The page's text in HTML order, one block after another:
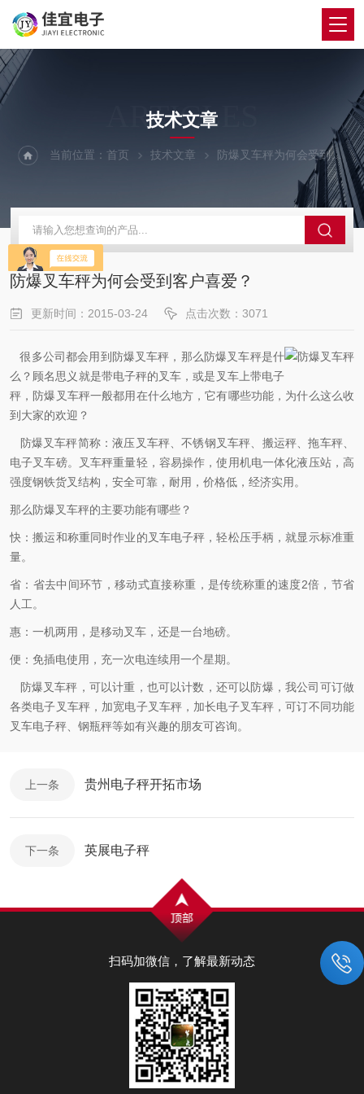
ARTICLES
技术文章
当前位置：首页 技术文章 防爆叉车秤为何会受到客户喜爱？
防爆叉车秤为何会受到客户喜爱？
更新时间：2015-03-24 点击次数：3071
很多公司都会用到 防爆叉车秤 ，那么防爆叉车秤是什
么？顾名思义就是带电子秤的叉车，或是叉车上带电子
秤，防爆叉车秤一般都用在什么地方，它有哪些功能，为什么这么收
到大家的欢迎？
防爆叉车秤简称：液压叉车秤、不锈钢叉车秤 、搬运秤、拖车秤、
电子叉车磅。叉车秤重量轻，容易操作，使用机电一体化液压站，高
强度钢铁货叉结构，安全可靠，耐用，价格低，经济实用。
那么防爆叉车秤的主要功能有哪些？
快：搬运和称重同时作业的叉车电子秤，轻松压手柄，就显示标准重
量。
省：省去中间环节，移动式直接称重，是传统称重的速度2倍，节省
人工。
惠：一机两用，是移动叉车，还是一台地磅。
便：免插电使用，充一次电连续用一个星期。
防爆叉车秤，可以计重，也可以计数，还可以防爆，我公司可订做
各类电子叉车秤，加宽电子叉车秤，加长电子叉车秤，可订不同功能
叉车电子秤、 钢瓶秤等如有兴趣的朋友可咨询。
上一条 贵州电子秤开拓市场
下一条 英展电子秤
扫码加微信，了解最新动态